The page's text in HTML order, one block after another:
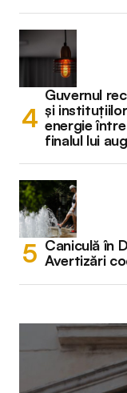
Guvernul
și
energie
finalul lui
Caniculă în
Avertizări